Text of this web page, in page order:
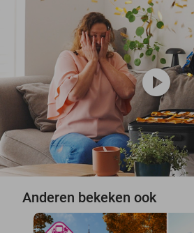
play_circle
Anderen bekeken ook